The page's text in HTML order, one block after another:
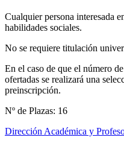
Cualquier persona interesada
habilidades sociales.
No se requiere titulación
En el caso de que el número
ofertadas se realizará una
preinscripción.
Nº de Plazas: 16
Dirección Académica y